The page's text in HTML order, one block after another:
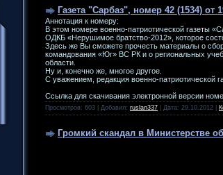
Газета "Сарбаз", номер 42 (1534) от
Аннотация к номеру:
В этом номере военно-патриотической газеты
ОДКБ «Нерушимое братство-2012», которое
Здесь же Вы сможете прочесть материалы о
командования «Юг» ВС РК и о региональных
области.
Ну и, конечно же, многое другое.
С уважением, редакция военно-патриотической
Ссылка для скачивания электронной версии
Просмотров: 603 | Добавил: ruslan337 | Дата: 29.10.2012
Громкий скандал в Министерстве